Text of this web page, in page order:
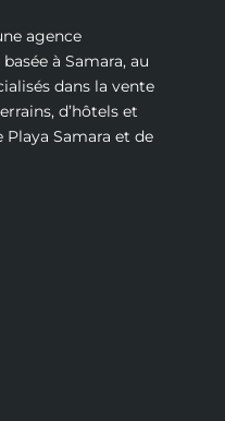
agence
à Samara, au
dans la vente
d’hôtels et
Playa Samara et de